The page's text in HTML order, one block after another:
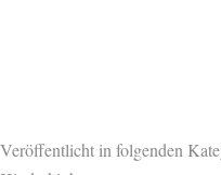
Veröffentlicht in folgenden